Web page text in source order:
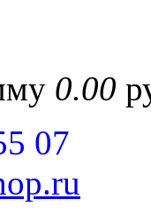
0.00
07